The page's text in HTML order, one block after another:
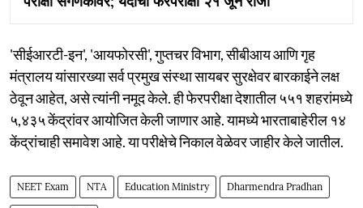
'सीईआरटी-इन', 'आयफोरसी', गुप्तचर विभाग, सीबीआय आणि गृह
मंत्रालय यांसारख्या सर्व प्रमुख संस्था सायबर सुरक्षेवर बारकाईने लक्ष
ठेवून आहेत, असे त्यांनी नमूद केले. ही फेरपरीक्षा देशातील ५५१ शहरांमध्ये
५,४३५ केंद्रांवर आयोजित केली जाणार आहे. यामध्ये भारताबाहेरील १४
केंद्रांचाही समावेश आहे. या परीक्षेचे निकाल वेळेवर जाहीर केले जातील.
NEET Exam NTA Education Ministry Dharmendra Pradhan